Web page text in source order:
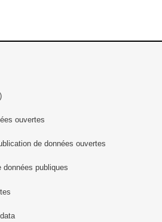
ouvertes
de données ouvertes
données publiques